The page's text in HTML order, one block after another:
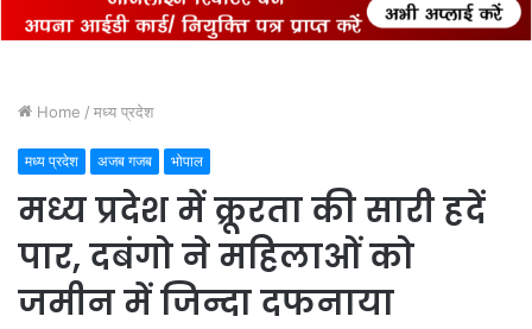
Home / मध्य प्रदेश
मध्य प्रदेश अजब गजब भोपाल
मध्य प्रदेश में क्रूरता की सारी हदें
पार, दबंगो ने महिलाओं को
जमीन में जिन्दा दफनाया